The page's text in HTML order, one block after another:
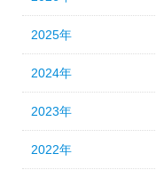
2025年
2024年
2023年
2022年